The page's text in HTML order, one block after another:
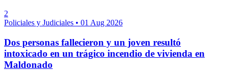
2
Policiales y Judiciales • 01 Aug 2026
Dos personas fallecieron y un joven resultó
intoxicado en un trágico incendio de vivienda en
Maldonado